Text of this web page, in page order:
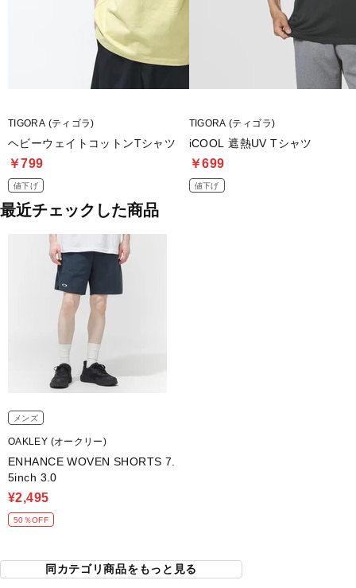
TIGORA (ティゴラ)
ヘビーウェイトコットンTシャツ
￥799
値下げ
TIGORA (ティゴラ)
iCOOL 遮熱UV Tシャツ
￥699
値下げ
最近チェックした商品
メンズ
OAKLEY (オークリー)
ENHANCE WOVEN SHORTS 7.
5inch 3.0
¥2,495
50％OFF
同カテゴリ商品をもっと見る